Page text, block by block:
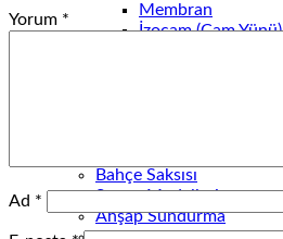
Membran
İzocam (Cam Yünü)
Bahçe Saksısı
Sauna Modelleri
Ahşap Sundurma
Yorum *
Ad *